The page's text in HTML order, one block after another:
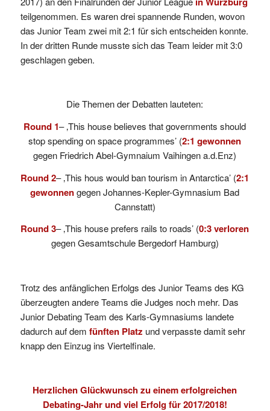
teilgenommen. Es waren drei spannende Runden, wovon
das Junior Team zwei mit 2:1 für sich entscheiden konnte.
In der dritten Runde musste sich das Team leider mit 3:0
geschlagen geben.
Die Themen der Debatten lauteten:
Round 1– ‚This house believes that governments should
stop spending on space programmes’ (2:1 gewonnen
gegen Friedrich Abel-Gymnaium Vaihingen a.d.Enz)
Round 2– ‚This hous would ban tourism in Antarctica’ (2:1
gewonnengegen Johannes-Kepler-Gymnasium Bad
Cannstatt)
Round 3– ‚This house prefers rails to roads’ (0:3 verloren
gegen Gesamtschule Bergedorf Hamburg)
Trotz des anfänglichen Erfolgs des Junior Teams des KG
überzeugten andere Teams die Judges noch mehr. Das
Junior Debating Team des Karls-Gymnasiums landete
dadurch auf dem fünften Platz und verpasste damit sehr
knapp den Einzug ins Viertelfinale.
Herzlichen Glückwunsch zu einem erfolgreichen
Debating-Jahr und viel Erfolg für 2017/2018!